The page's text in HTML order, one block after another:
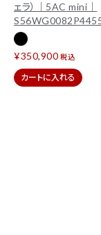
ェラ）｜5AC mini｜
¥350,900 税込
カートに入れる